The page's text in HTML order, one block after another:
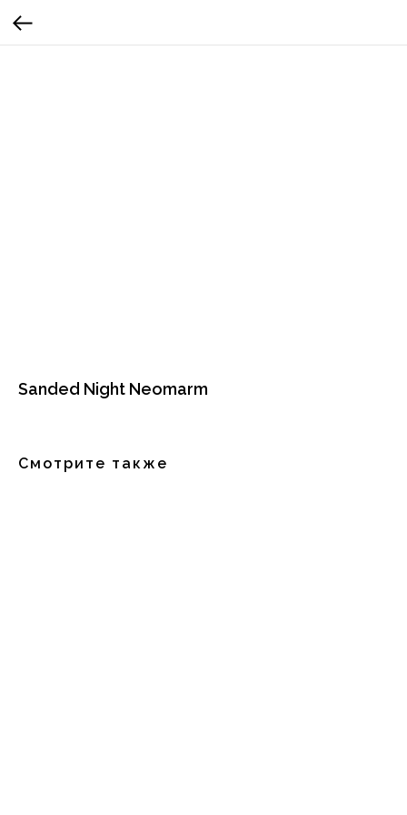
Sanded Night Neomarm
Смотрите также